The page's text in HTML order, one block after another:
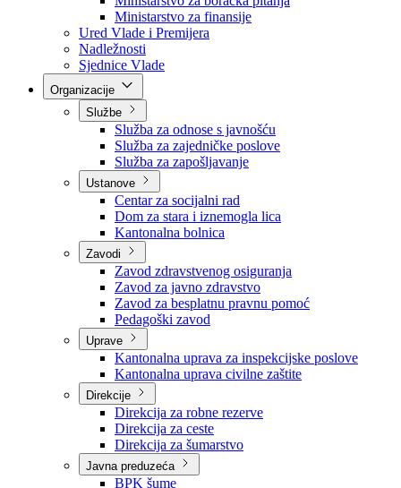
Ministarstvo za obrazovanje, mlade, nauku,
i sport
Ministarstvo za boračka pitanja
Ministarstvo za finansije
Ured Vlade i Premijera
Nadležnosti
Sjednice Vlade
Službe
Služba za odnose s javnošću
Služba za zajedničke poslove
Služba za zapošljavanje
Ustanove
Centar za socijalni rad
Dom za stara i iznemogla lica
Kantonalna bolnica
Zavodi
Zavod zdravstvenog osiguranja
Zavod za javno zdravstvo
Zavod za besplatnu pravnu pomoć
Pedagoški zavod
Uprave
Kantonalna uprava za inspekcijske poslove
Kantonalna uprava civilne zaštite
Direkcije
Direkcija za robne rezerve
Direkcija za ceste